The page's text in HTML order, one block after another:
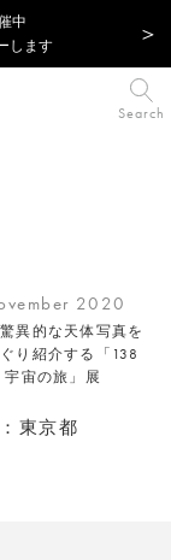
中
します
Search
2020
異的な天体写真を
り紹介する「138
宇宙の旅」展
東京都